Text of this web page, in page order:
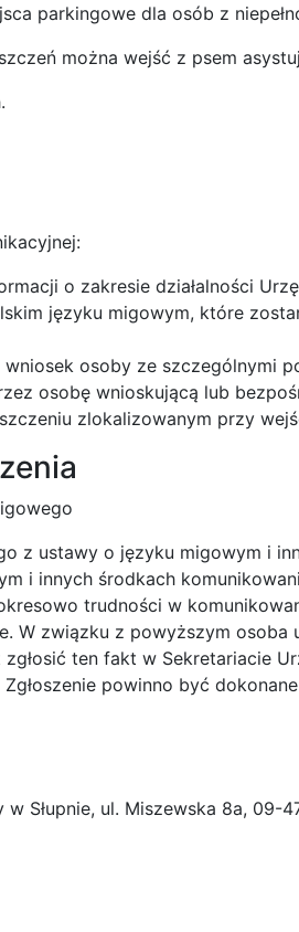
parkingowe dla osób z
można wejść z psem
o zakresie działalności
języku migowym, które
osoby ze szczególnymi
osobę wnioskującą lub
zlokalizowanym przy
z ustawy o języku migowym i
i innych środkach
trudności w
W związku z powyższym
zgłosić ten fakt w Sekretariacie
powinno być
Słupnie, ul. Miszewska 8a, 09-